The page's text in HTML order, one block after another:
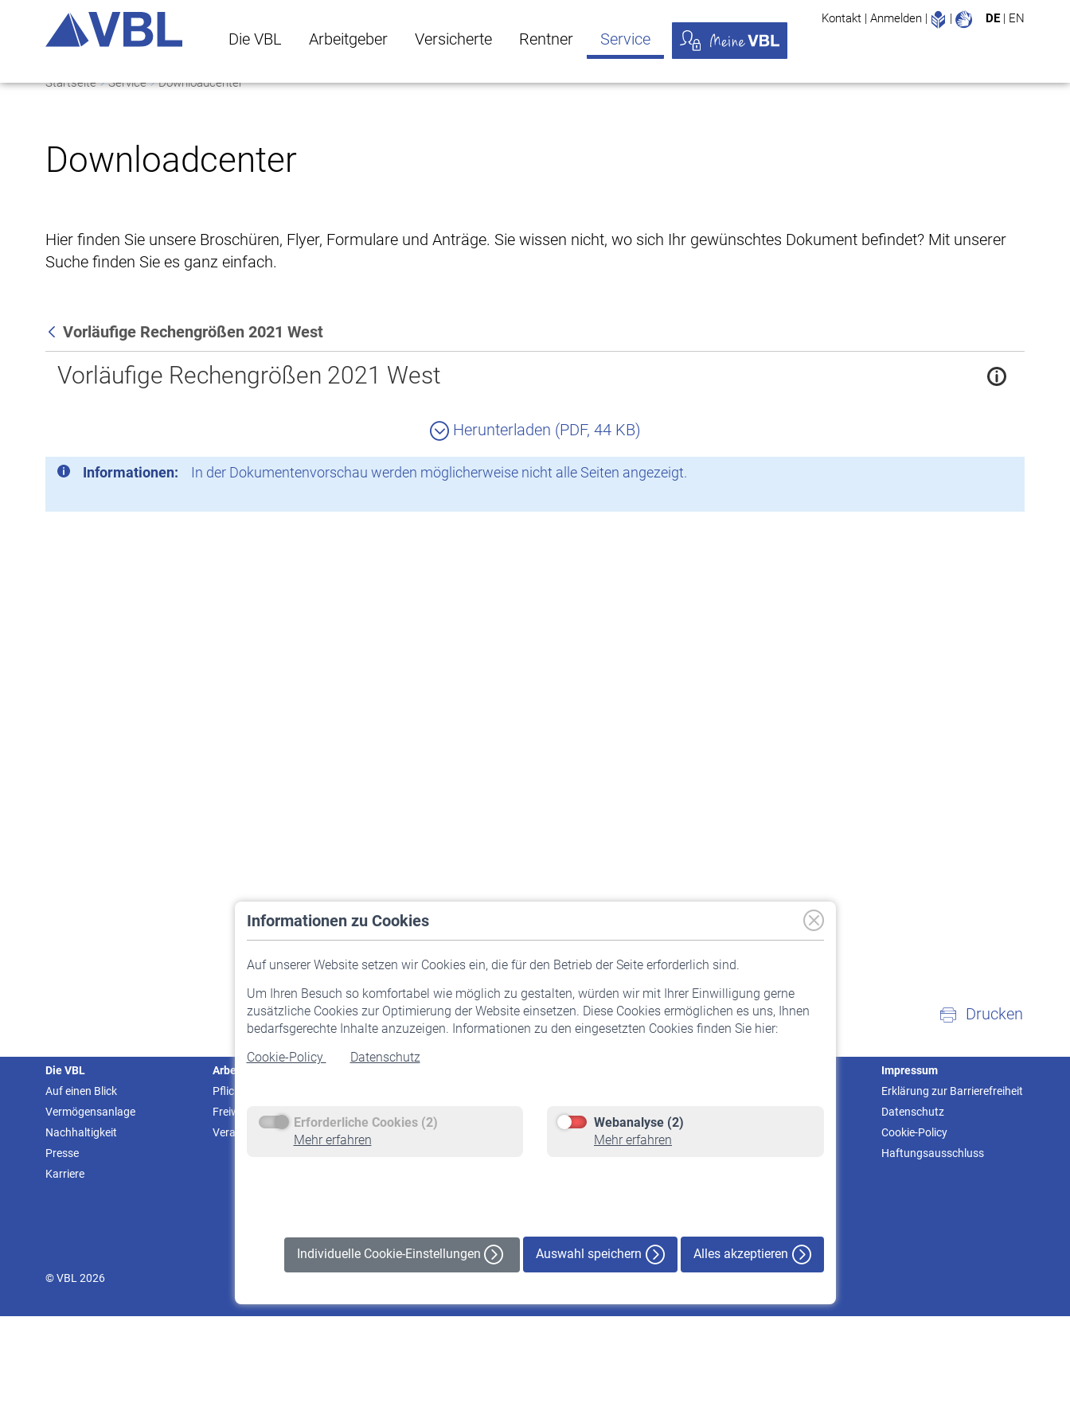
Die VBL Arbeitgeber Versicherte Rentner Service
Kontakt | Anmelden | Leichte Sprache
| DE | EN
Startseite Service Downloadcenter
Downloadcenter
Hier finden Sie unsere Broschüren, Flyer, Formulare und Anträge. Sie wissen nicht, wo sich Ihr gewünschtes Dokument befindet? Mit unserer
Suche finden Sie es ganz einfach.
Zurück
Vorläufige Rechengrößen 2021 West
Vorläufige Rechengrößen 2021 West
Herunterladen (PDF, 44 KB)
Informationen: In der Dokumentenvorschau werden möglicherweise nicht alle Seiten angezeigt.
Informationen zu Cookies
Auf unserer Website setzen wir Cookies ein, die für den Betrieb der Seite erforderlich sind.
Um Ihren Besuch so komfortabel wie möglich zu gestalten, würden wir mit Ihrer Einwilligung gerne
zusätzliche Cookies zur Optimierung der Website einsetzen. Diese Cookies ermöglichen es uns, Ihnen
bedarfsgerechte Inhalte anzuzeigen. Informationen zu den eingesetzten Cookies finden Sie hier:
Cookie-Policy
Datenschutz
Erforderliche Cookies (2)
Mehr erfahren
Webanalyse (2)
Mehr erfahren
Individuelle Cookie-Einstellungen Auswahl speichern Alles akzeptieren
Drucken
Die VBL
Auf einen Blick
Vermögensanlage
Nachhaltigkeit
Presse
Karriere
Arbeitgeber
Pflichtversicherung
Freiwillige Versicherung
Veranstaltungen
Staatliche Förderung
Rente beantragen
Rentenauszahlung
Impressum
Erklärung zur Barrierefreiheit
Datenschutz
Cookie-Policy
Haftungsausschluss
© VBL 2026